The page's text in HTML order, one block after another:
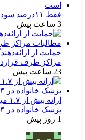
فقط ۱۱‌درصد سود صنعت دارو تبدیل به نقدینگی شده است
3 ساعت پیش
حمایت از
مراکز طرف
23 ساعت پیش
پزشک خانواده در ۶۴ شهرستان
1 روز پیش